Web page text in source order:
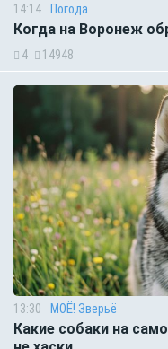
14:14 Погода
Когда на Воронеж
4 14948
13:30 МОЁ! Зверьё
Какие собаки на